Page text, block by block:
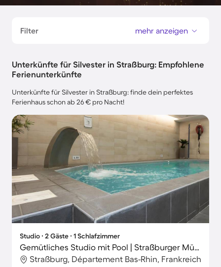
Filter mehr anzeigen
Unterkünfte für Silvester in Straßburg: Empfohlene
Ferienunterkünfte
Unterkünfte für Silvester in Straßburg: finde dein perfektes
Ferienhaus schon ab 26 € pro Nacht!
Studio ∙ 2 Gäste ∙ 1 Schlafzimmer
Gemütliches Studio mit Pool | Straßburger Münster-Nähe
Straßburg, Département Bas-Rhin, Frankreich